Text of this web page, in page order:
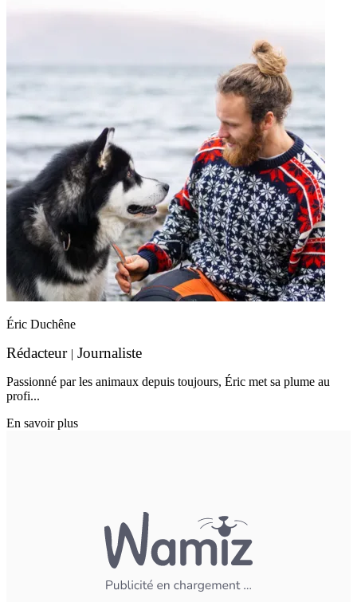
Éric Duchêne
Rédacteur | Journaliste
Passionné par les animaux depuis toujours, Éric met sa plume au
profi...
En savoir plus